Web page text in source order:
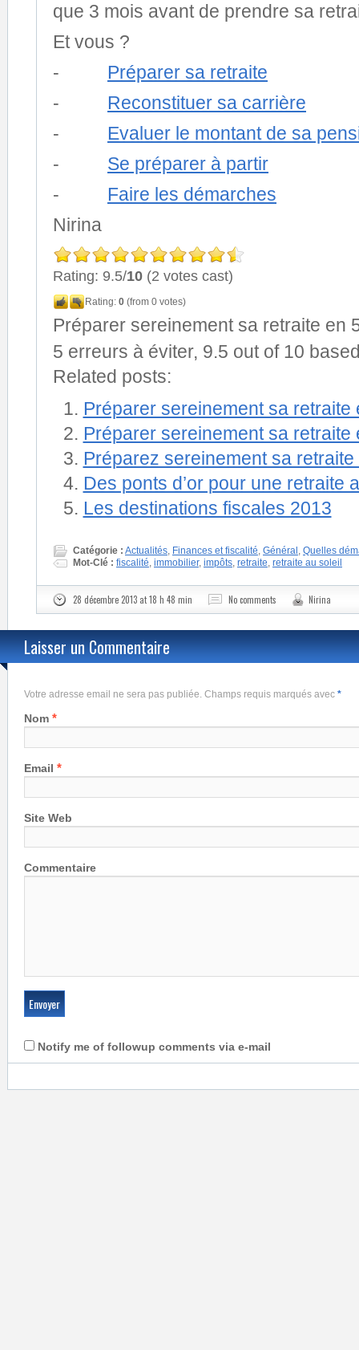
que 3 mois avant de prendre sa
Et vous ?
- Préparer sa retraite
- Reconstituer sa carrière
- Evaluer le montant de sa
- Se préparer à partir
- Faire les démarches
Nirina
Rating: 9.5/10 (2 votes cast)
Rating: 0 (from 0 votes)
Préparer sereinement sa retraite en
5 erreurs à éviter, 9.5 out of 10
Related posts:
Préparer sereinement sa retraite
Préparer sereinement sa retraite
Préparez sereinement sa
Des ponts d’or pour une retraite
Les destinations fiscales 2013
Catégorie : Actualités, Finances et fiscalité, Général , Quelles
Mot-Clé : fiscalité, immobilier, impôts, retraite, retraite au soleil
28 décembre 2013 at 18 h 48 min No comments Nirina
Laisser un Commentaire
Votre adresse email ne sera pas publiée. Champs requis marqués avec *
Nom *
Email *
Site Web
Commentaire
Notify me of followup comments via e-mail